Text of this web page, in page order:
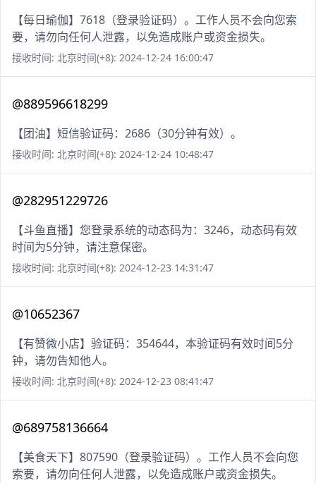
【每日瑜伽】7618（登录验证码）。工作人员不会向您索
要，请勿向任何人泄露，以免造成账户或资金损失。
接收时间: 北京时间(+8): 2024-12-24 16:00:47
@889596618299
【团油】短信验证码：2686（30分钟有效）。
接收时间: 北京时间(+8): 2024-12-24 10:48:47
@282951229726
【斗鱼直播】您登录系统的动态码为：3246，动态码有效
时间为5分钟，请注意保密。
接收时间: 北京时间(+8): 2024-12-23 14:31:47
@10652367
【有赞微小店】验证码：354644，本验证码有效时间5分
钟，请勿告知他人。
接收时间: 北京时间(+8): 2024-12-23 08:41:47
@689758136664
【美食天下】807590（登录验证码）。工作人员不会向您
索要，请勿向任何人泄露，以免造成账户或资金损失。